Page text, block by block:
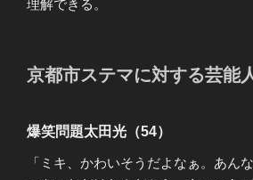
理解できる。
京都市ステマに対する芸能
爆笑問題太田光（54）
「ミキ、かわいそうだよなぁ。あん